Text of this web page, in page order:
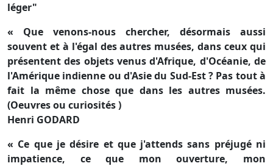
léger"
« Que venons-nous chercher, désormais aussi
souvent et à l'égal des autres musées, dans ceux qui
présentent des objets venus d'Afrique, d'Océanie, de
l'Amérique indienne ou d'Asie du Sud-Est ? Pas tout à
fait la même chose que dans les autres musées.
(Oeuvres ou curiosités )
Henri GODARD
« Ce que je désire et que j'attends sans préjugé ni
impatience, ce que mon ouverture, mon